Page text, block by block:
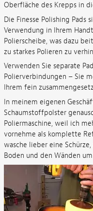
Oberfläche des Krepps in
Die Finesse Polishing Pads
Verwendung in Ihrem
Polierscheibe, was dazu
zu starkes Polieren zu
Verwenden Sie separate
Polierverbindungen – Sie
Ihrem fein
In meinem eigenen
Schaumstoffpolster
Poliermaschine, weil ich
vornehme als komplette
wasche lieber eine
Boden und den Wänden